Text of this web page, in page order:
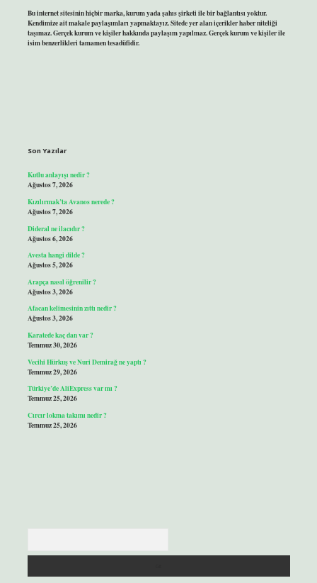
Bu internet sitesinin hiçbir marka, kurum yada şahıs şirketi ile bir bağlantısı yoktur.
Kendimize ait makale paylaşımları yapmaktayız. Sitede yer alan içerikler haber niteliği
taşımaz. Gerçek kurum ve kişiler hakkında paylaşım yapılmaz. Gerçek kurum ve kişiler ile
isim benzerlikleri tamamen tesadüfidir.
Son Yazılar
Kutlu anlayışı nedir ?
Ağustos 7, 2026
Kızılırmak’ta Avanos nerede ?
Ağustos 7, 2026
Dideral ne ilacıdır ?
Ağustos 6, 2026
Avesta hangi dilde ?
Ağustos 5, 2026
Arapça nasıl öğrenilir ?
Ağustos 3, 2026
Afacan kelimesinin zıttı nedir ?
Ağustos 3, 2026
Karatede kaç dan var ?
Temmuz 30, 2026
Vecihi Hürkuş ve Nuri Demirağ ne yaptı ?
Temmuz 29, 2026
Türkiye’de AliExpress var mı ?
Temmuz 25, 2026
Cırcır lokma takımı nedir ?
Temmuz 25, 2026